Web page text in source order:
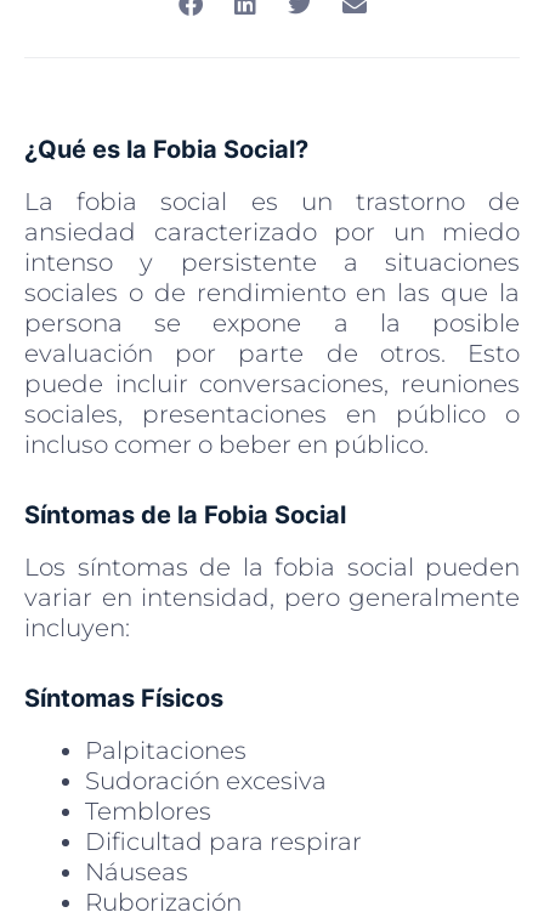
¿Qué es la Fobia Social?
La fobia social es un trastorno de
ansiedad caracterizado por un miedo
intenso y persistente a situaciones
sociales o de rendimiento en las que la
persona se expone a la posible
evaluación por parte de otros. Esto
puede incluir conversaciones, reuniones
sociales, presentaciones en público o
incluso comer o beber en público.
Síntomas de la Fobia Social
Los síntomas de la fobia social pueden
variar en intensidad, pero generalmente
incluyen:
Síntomas Físicos
Palpitaciones
Sudoración excesiva
Temblores
Dificultad para respirar
Náuseas
Ruborización